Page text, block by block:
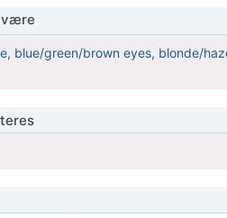
være
blue/green/brown eyes, blonde/